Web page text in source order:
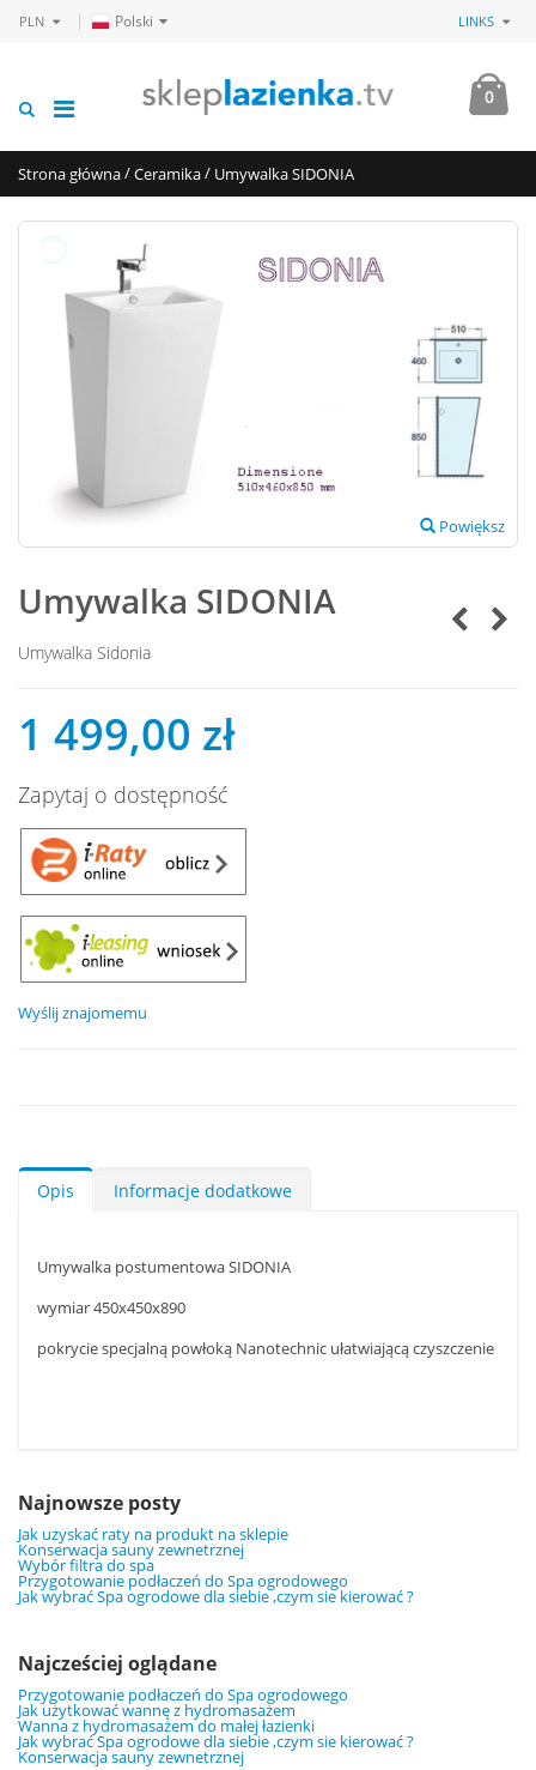
PLN Polski LINKS
0
Strona główna/Ceramika/ Umywalka SIDONIA
Powiększ
Umywalka SIDONIA
Umywalka Sidonia
1 499,00 zł
Zapytaj o dostępność
Wyślij znajomemu
Opis Informacje dodatkowe
Umywalka postumentowa SIDONIA
wymiar 450x450x890
pokrycie specjalną powłoką Nanotechnic ułatwiającą czyszczenie
Najnowsze posty
Jak uzyskać raty na produkt na sklepie
Konserwacja sauny zewnetrznej
Wybór filtra do spa
Przygotowanie podłaczeń do Spa ogrodowego
Jak wybrać Spa ogrodowe dla siebie ,czym sie kierować ?
Najcześciej oglądane
Przygotowanie podłaczeń do Spa ogrodowego
Jak użytkować wannę z hydromasażem
Wanna z hydromasażem do małej łazienki
Jak wybrać Spa ogrodowe dla siebie ,czym sie kierować ?
Konserwacja sauny zewnetrznej